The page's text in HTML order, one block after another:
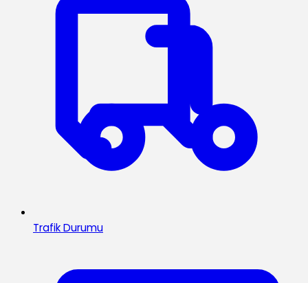
Trafik Durumu